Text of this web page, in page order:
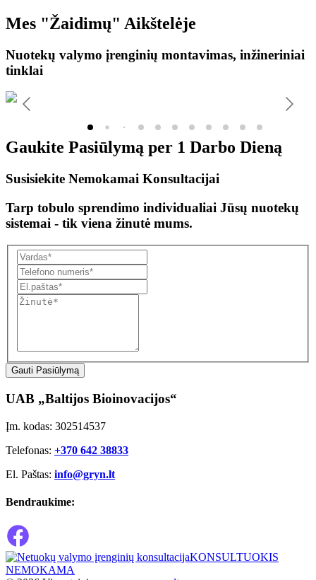
Mes "Žaidimų" Aikštelėje
Nuotekų valymo įrenginių montavimas, inžineriniai
tinklai
Gaukite Pasiūlymą per 1 Darbo Dieną
Susisiekite Nemokamai Konsultacijai
Tarp tobulo sprendimo individualiai Jūsų nuotekų
sistemai - tik viena žinutė mums.
Gauti Pasiūlymą
UAB „Baltijos Bioinovacijos“
Įm. kodas: 302514537
Telefonas: +370 642 38833
El. Paštas: info@gryn.lt
Bendraukime:
KONSULTUOKIS
NEMOKAMA